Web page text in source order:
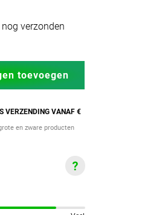
verzonden
toevoegen
VERZENDING VANAF €
en zware producten